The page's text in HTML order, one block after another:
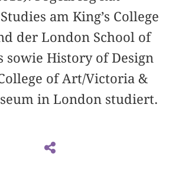
am King’s College
der London School of
sowie History of Design
of Art/Victoria &
in London studiert.